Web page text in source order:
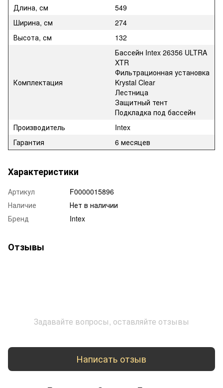
Длина, см
549
Ширина, см
274
Высота, см
132
Комплектация
Бассейн Intex 26356 ULTRA
XTR
Фильтрационная установка
Krystal Clear
Лестница
Защитный тент
Подкладка под бассейн
Производитель
Intex
Гарантия
6 месяцев
Характеристики
Артикул
F0000015896
Наличие
Нет в наличии
Бренд
Intex
Отзывы
Задавайте вопросы, оставляйте отзывы
Написать отзыв